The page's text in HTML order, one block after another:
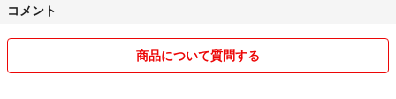
☆注意事項☆
・発送時の破損、郵便事故、トラブル等については責任を負いかねます
ので予めご了承下さい。
コメント
商品について質問する